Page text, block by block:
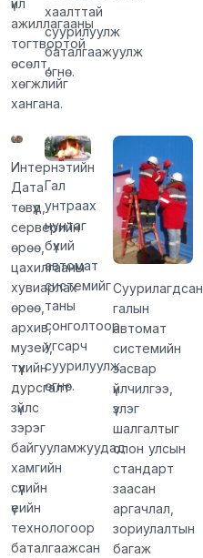
ажиллагааны
тогтвортой
өсөлт,
хөгжлийг
хангана.
хаалттай
суурилуулж
баталгаажуулж
өгнө.
Интернэтийн
Дата
төвүүд,
серверийн
өрөө,
цахилгааны
хувиарлах
өрөө,
архив,
музей,
түүхийн
дурсгалт
зүйлс
зэрэг
байгууламжуудад
хамгийн
сүүлийн
үеийн
технологоор
баталгаажсан
Гал
унтраах
нунтаг
бүхий
автомат
системийг
таны
сонголтоор
угсарч
суурилуулж
өгнө.
Суурилагдсан
галын
автомат
системийн
засвар
үйлчилгээ,
үзлэг
шалгалтыг
олон улсын
стандарт
заасан
аргачлал,
зориулалтын
багаж